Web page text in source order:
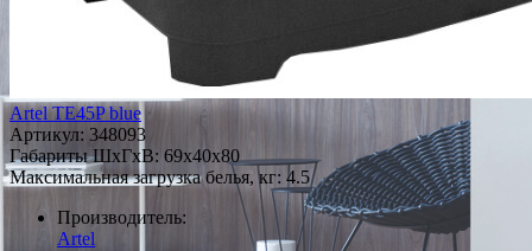
Artel TE45P blue
Артикул: 348093
Габариты ШxГxВ: 69x40x80
Максимальная загрузка белья, кг: 4.5
Производитель:
Artel